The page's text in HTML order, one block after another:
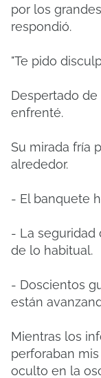
por los
respondió.
"Te pido
Despertado
enfrenté.
Su mirada fría
alrededor.
- El banquete
- La seguridad
de lo habitual.
- Doscientos
están
Mientras los
perforaban
oculto en la